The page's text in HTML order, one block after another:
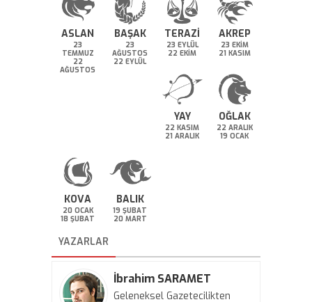
ASLAN
23
TEMMUZ
22
AĞUSTOS
BAŞAK
23
AĞUSTOS
22 EYLÜL
TERAZİ
23 EYLÜL
22 EKİM
AKREP
23 EKİM
21 KASIM
YAY
22 KASIM
21 ARALIK
OĞLAK
22 ARALIK
19 OCAK
KOVA
20 OCAK
18 ŞUBAT
BALIK
19 ŞUBAT
20 MART
YAZARLAR
İbrahim SARAMET
Geleneksel Gazetecilikten